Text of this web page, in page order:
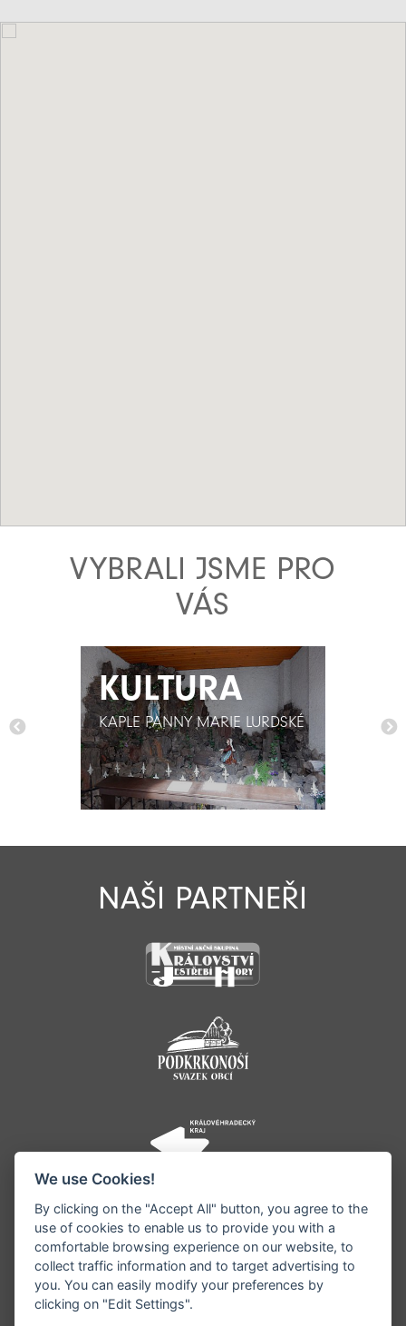
VYBRALI JSME PRO
VÁS
KULTURA
KAPLE PANNY MARIE LURDSKÉ
KULTURA
KAPLE PANNY MARIE LURDSKÉ
NAŠI PARTNEŘI
©1996 - 2026 Všechna práva vyhrazena serveru
We use Cookies!
By clicking on the "Accept All" button, you agree to the
use of cookies to enable us to provide you with a
comfortable browsing experience on our website, to
collect traffic information and to target advertising to
you. You can easily modify your preferences by
clicking on "Edit Settings".